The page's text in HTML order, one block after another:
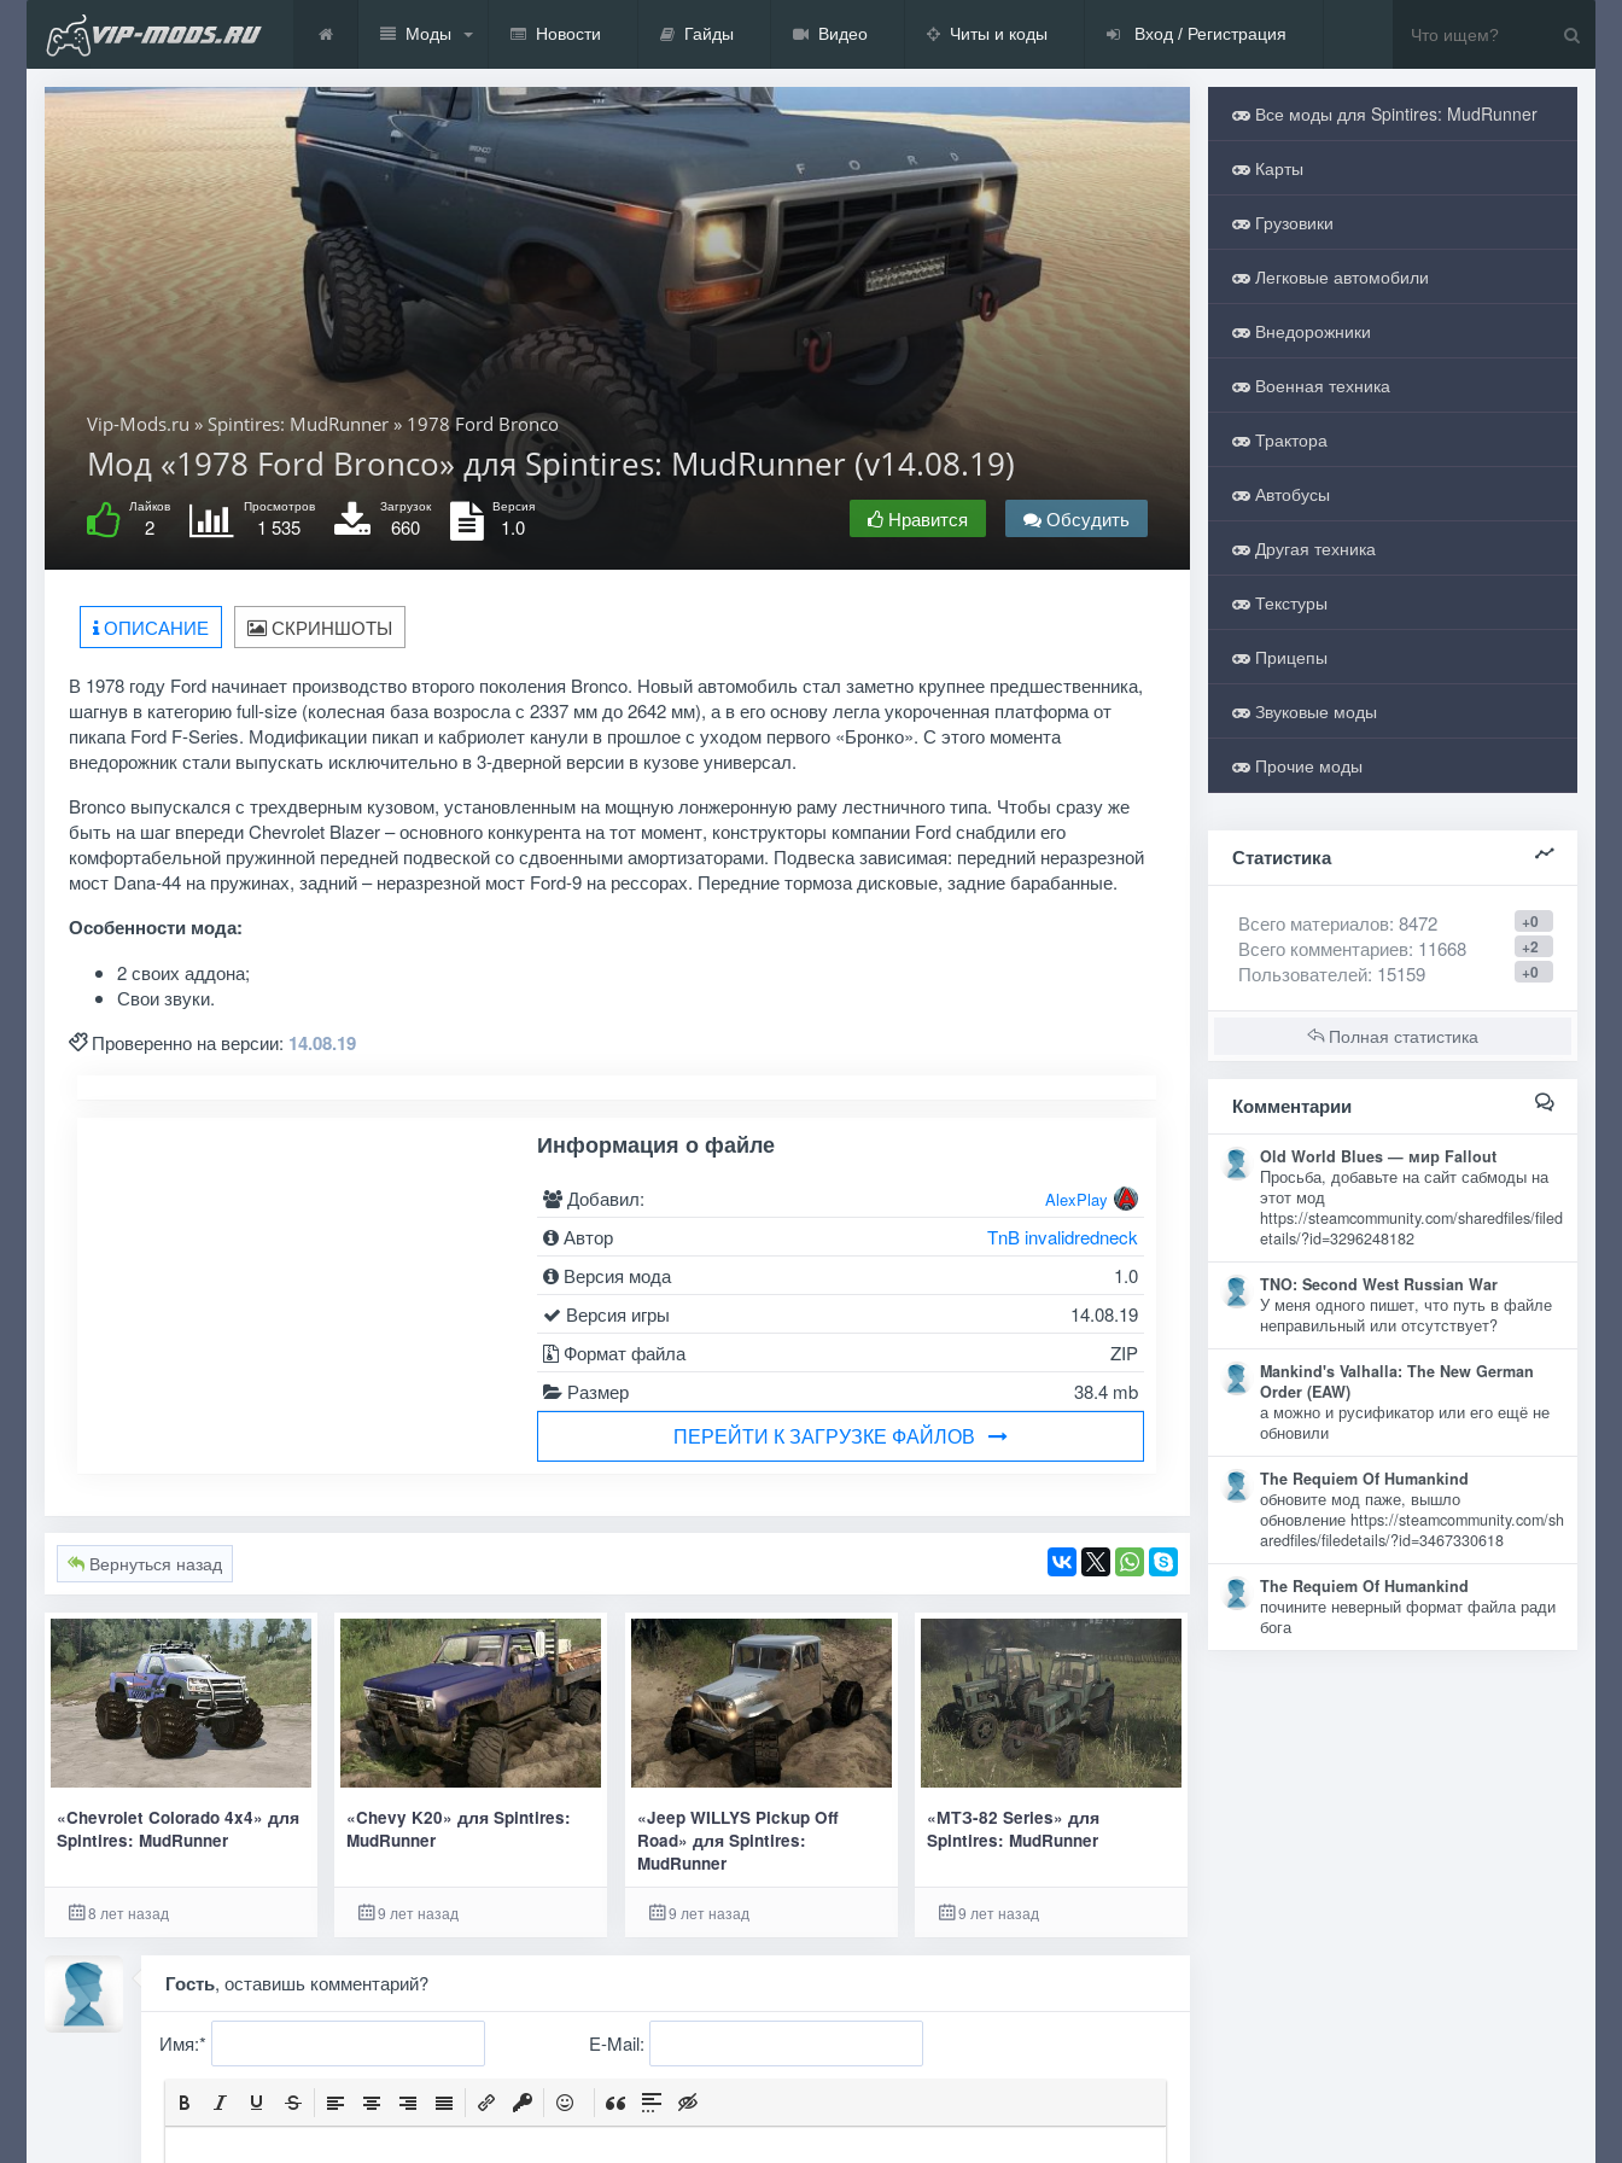
Моды Новости Гайды Видео Читы и коды Вход / Регистрация
Vip-Mods.ru » Spintires: MudRunner» 1978 Ford Bronco
Мод «1978 Ford Bronco» для Spintires: MudRunner (v14.08.19)
Лайков
2
Просмотров
1 535
Загрузок
660
Версия
1.0 Нравится Обсудить
ОПИСАНИЕ СКРИНШОТЫ
В 1978 году Ford начинает производство второго поколения Bronco. Новый автомобиль стал заметно крупнее предшественника,
шагнув в категорию full-size (колесная база возросла с 2337 мм до 2642 мм), а в его основу легла укороченная платформа от
пикапа Ford F-Series. Модификации пикап и кабриолет канули в прошлое с уходом первого «Бронко». С этого момента
внедорожник стали выпускать исключительно в 3-дверной версии в кузове универсал.
Bronco выпускался с трехдверным кузовом, установленным на мощную лонжеронную раму лестничного типа. Чтобы сразу же
быть на шаг впереди Chevrolet Blazer – основного конкурента на тот момент, конструкторы компании Ford снабдили его
комфортабельной пружинной передней подвеской со сдвоенными амортизаторами. Подвеска зависимая: передний неразрезной
мост Dana-44 на пружинах, задний – неразрезной мост Ford-9 на рессорах. Передние тормоза дисковые, задние барабанные.
Особенности мода:
2 своих аддона;
Свои звуки.
Проверенно на версии: 14.08.19
Информация о файле
Добавил: AlexPlay
Автор
TnB invalidredneck
Версия мода
1.0
Версия игры
14.08.19
Формат файла
ZIP
Размер
38.4 mb
ПЕРЕЙТИ К ЗАГРУЗКЕ ФАЙЛОВ
Вернуться назад
«Chevrolet Colorado 4x4» для
Spintires: MudRunner
8 лет назад
«Chevy K20» для Spintires:
MudRunner
9 лет назад
«Jeep WILLYS Pickup Off
Road» для Spintires:
MudRunner
9 лет назад
«МТЗ-82 Series» для
Spintires: MudRunner
9 лет назад
Гость, оставишь комментарий?
Имя:* E-Mail:
Все моды для Spintires: MudRunner
Карты
Грузовики
Легковые автомобили
Внедорожники
Военная техника
Трактора
Автобусы
Другая техника
Текстуры
Прицепы
Звуковые моды
Прочие моды
Статистика
+0
Всего материалов: 8472
+2
Всего комментариев: 11668
+0
Пользователей: 15159
Полная статистика
Комментарии
Old World Blues — мир Fallout
Просьба, добавьте на сайт сабмоды на
этот мод
https://steamcommunity.com/sharedfiles/filed
etails/?id=3296248182
TNO: Second West Russian War
У меня одного пишет, что путь в файле
неправильный или отсутствует?
Mankind's Valhalla: The New German
Order (EAW)
а можно и русификатор или его ещё не
обновили
The Requiem Of Humankind
обновите мод паже, вышло
обновление https://steamcommunity.com/sh
aredfiles/filedetails/?id=3467330618
The Requiem Of Humankind
почините неверный формат файла ради
бога